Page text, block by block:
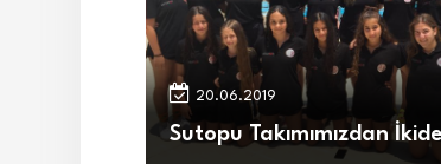
20.06.2019
Sutopu Takımımızdan